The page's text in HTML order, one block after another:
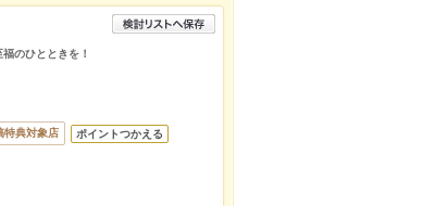
のひとときを！
特典対象店 ポイントつかえる